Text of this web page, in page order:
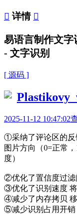
 详情 
易语言制作文字
- 文字识别
[ 源码 ]
2025-11-12 10:47:02
①采纳了评论区的反
图片方向（0=正常
度）
②优化了置信度过滤
③优化了识别速度
④减少了内存拷贝
⑤减少识别占用开销